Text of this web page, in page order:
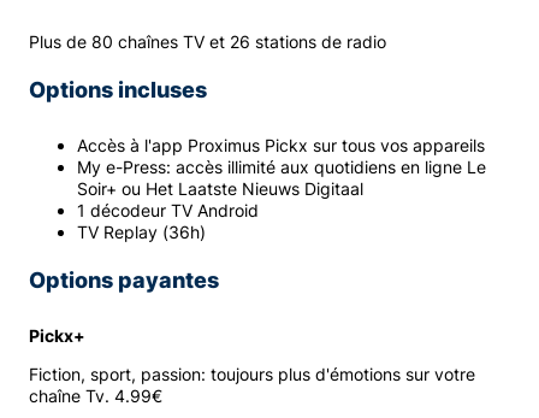
Plus de 80 chaînes TV et 26 stations de radio
Options incluses
Accès à l'app Proximus Pickx sur tous vos appareils
My e-Press: accès illimité aux quotidiens en ligne Le
Soir+ ou Het Laatste Nieuws Digitaal
1 décodeur TV Android
TV Replay (36h)
Options payantes
Pickx+
Fiction, sport, passion: toujours plus d'émotions sur votre
chaîne Tv. 4.99€